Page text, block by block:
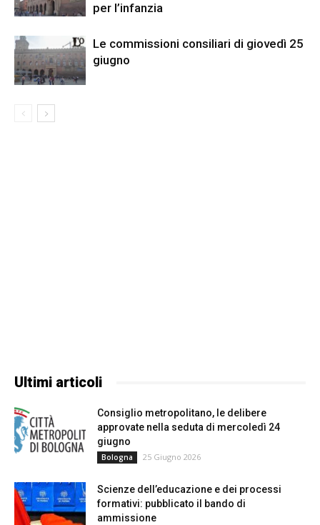
per l’infanzia
Le commissioni consiliari di giovedì 25
giugno
Ultimi articoli
Consiglio metropolitano, le delibere
approvate nella seduta di mercoledì 24
giugno
Bologna 25 Giugno 2026
Scienze dell’educazione e dei processi
formativi: pubblicato il bando di
ammissione